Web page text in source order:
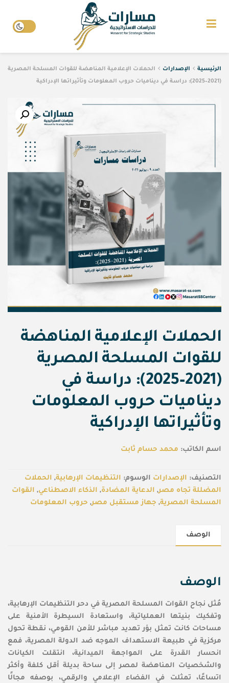
الرئيسية الإصدارات
الحملات الإعلامية المناهضة للقوات المسلحة المصرية
(2021–2025): دراسة في ديناميات حروب المعلومات وتأثيراتها الإدراكية
الحملات الإعلامية المناهضة
للقوات المسلحة المصرية
(2021–2025): دراسة في
ديناميات حروب المعلومات
وتأثيراتها الإدراكية
اسم الكاتب: محمد حسام ثابت
التصنيف: الإصدارات الوسوم: التنظيمات الإرهابية, الحملات
المضللة تجاه مصر, الدعاية المضادة, الذكاء الاصطناعي, القوات
المسلحة المصرية, جهاز مستقبل مصر, حروب المعلومات
الوصف
الوصف
مُثل نجاح القوات المسلحة المصرية في دحر التنظيمات الإرهابية،
وتفكيك بنيتها العملياتية، واستعادة السيطرة الأمنية على
مساحات كانت تمثل بؤر تهديد مباشر للأمن القومي، نقطة تحول
مركزية في طبيعة الاستهداف الموجه ضد الدولة المصرية، فمع
انحسار القدرة على المواجهة الميدانية، انتقلت الكيانات
والشخصيات المناهضة لمصر إلى ساحة بديلة أقل كلفة وأكثر
اتساعًا، تمثلت في الفضاء الإعلامي والرقمي، بوصفه مجالًا